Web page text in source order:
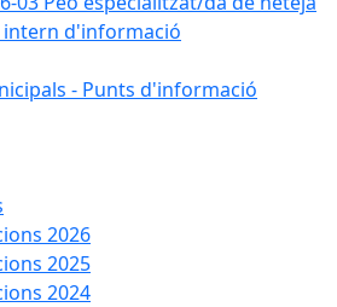
intern d'informació
- Punts d'informació
2026
2025
2024